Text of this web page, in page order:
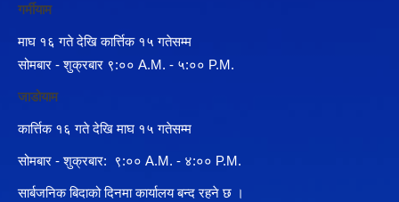
गर्मीयाम
माघ १६ गते देखि कार्त्तिक १५ गतेसम्म
सोमबार - शुक्रबार ९:०० A.M. - ५:०० P.M.
जाडोयाम
कार्त्तिक १६ गते देखि माघ १५ गतेसम्म
सोमबार - शुक्रबार: ९:०० A.M. - ४:०० P.M.
सार्बजनिक बिदाको दिनमा कार्यालय बन्द रहने छ ।